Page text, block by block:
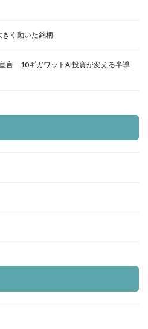
く動いた銘柄
言 10ギガワットAI投資が変える半導